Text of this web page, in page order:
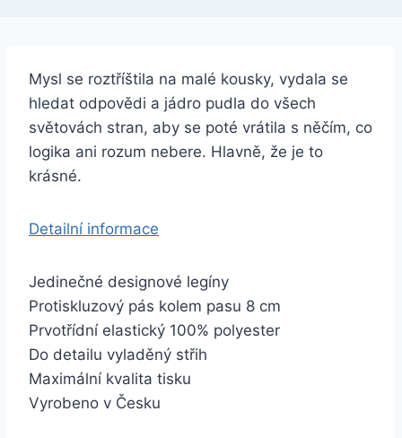
Mysl se roztříštila na malé kousky, vydala se
hledat odpovědi a jádro pudla do všech
světovách stran, aby se poté vrátila s něčím, co
logika ani rozum nebere. Hlavně, že je to
krásné.
Detailní informace
Jedinečné designové legíny
Protiskluzový pás kolem pasu 8 cm
Prvotřídní elastický 100% polyester
Do detailu vyladěný střih
Maximální kvalita tisku
Vyrobeno v Česku